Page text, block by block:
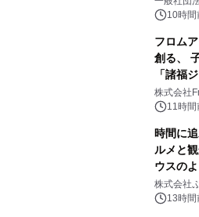
10時間
フロム
創る、
「諸福
(日)開催
株式会社
11時間
時間に
ルメと
ウスの
サウナ
得な素泊
株式会社
13時間